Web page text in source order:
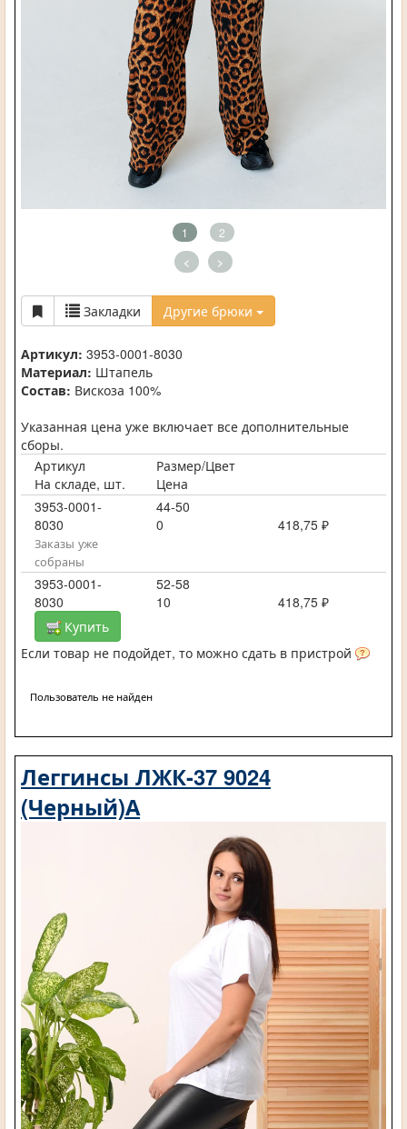
1 2
< >
Закладки Другие брюки
Артикул: 3953-0001-8030
Материал: Штапель
Состав: Вискоза 100%
Указанная цена уже включает все дополнительные
сборы.
Артикул
Размер/Цвет
На складе, шт.
Цена
3953-0001-
8030
44-50
0
418,75 ₽
Заказы уже
собраны
3953-0001-
8030
52-58
10
418,75 ₽
Купить
Если товар не подойдет, то можно сдать в пристрой
Пользователь не найден
Леггинсы ЛЖК-37 9024
(Черный)А